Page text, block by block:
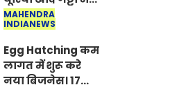
बदलकर टेक्निकल
ग्रेड में बेचने वालों पर
करवाई कार्रवाई:
लखविंदर सिंह
औलख
MAHENDRA
INDIANEWS
Egg Hatching कम
लागत में शुरू करे
नया बिजनेस। 17